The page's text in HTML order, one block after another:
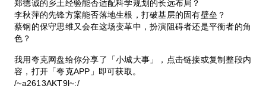
郑德诚的乡土经验能否适配科学规划的长远布局？
李秋萍的先锋方案能否落地生根，打破基层的固有壁垒？
蔡钢的保守思维又会在这场变革中，扮演阻碍者还是平衡者的角
色？
我用夸克网盘给你分享了「小城大事」，点击链接或复制整段内
容，打开「夸克APP」即可获取。
/~a2613AKT9l~:/